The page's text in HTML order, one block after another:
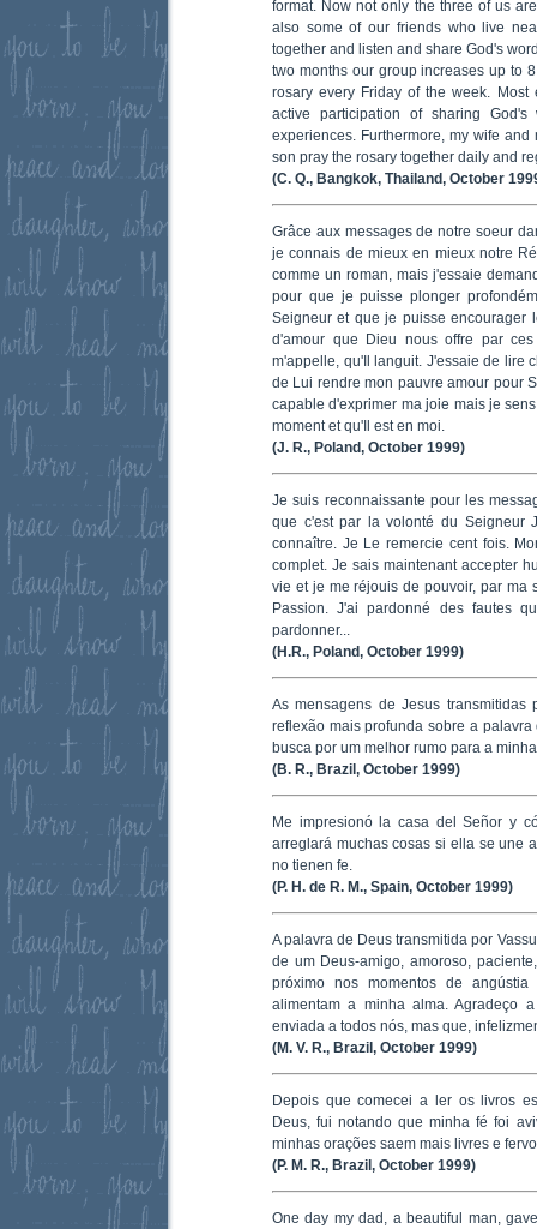
format. Now not only the three of us
also some of our friends who live
together and listen and share God's
two months our group increases up to
rosary every Friday of the week.
active participation of sharing
experiences. Furthermore, my wife
son pray the rosary together daily and
(C. Q., Bangkok, Thailand, October
Grâce aux messages de notre soeur
je connais de mieux en mieux notre
comme un roman, mais j'essaie
pour que je puisse plonger
Seigneur et que je puisse encourager
d'amour que Dieu nous offre par
m'appelle, qu'Il languit. J'essaie de lire
de Lui rendre mon pauvre amour pour
capable d'exprimer ma joie mais je
moment et qu'Il est en moi.
(J. R., Poland, October 1999)
Je suis reconnaissante pour les
que c'est par la volonté du Seigneur
connaître. Je Le remercie cent fois.
complet. Je sais maintenant accepter
vie et je me réjouis de pouvoir, par ma
Passion. J'ai pardonné des fautes
pardonner...
(H.R., Poland, October 1999)
As mensagens de Jesus transmitidas
reflexão mais profunda sobre a
busca por um melhor rumo para a
(B. R., Brazil, October 1999)
Me impresionó la casa del Señor y
arreglará muchas cosas si ella se une
no tienen fe.
(P. H. de R. M., Spain, October 1999)
A palavra de Deus transmitida por
de um Deus-amigo, amoroso,
próximo nos momentos de
alimentam a minha alma. Agradeço
enviada a todos nós, mas que,
(M. V. R., Brazil, October 1999)
Depois que comecei a ler os livros
Deus, fui notando que minha fé foi
minhas orações saem mais livres e
(P. M. R., Brazil, October 1999)
One day my dad, a beautiful man,